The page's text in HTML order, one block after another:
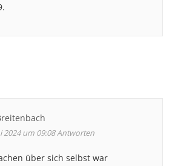
2024 um 09:08Antworten
über sich selbst war